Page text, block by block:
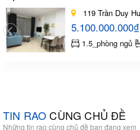
119 Trần Duy
5.100.000.000₫
1.5_phòng ngủ
TIN RAOCÙNG CHỦ ĐỀ
Những tin rao cùng chủ đề bạn đang xem